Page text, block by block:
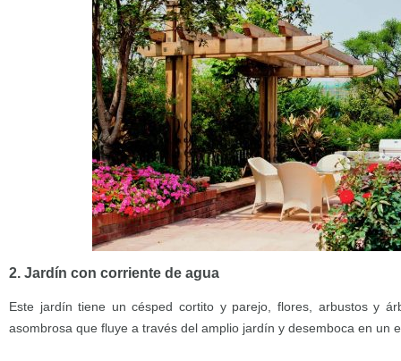
2. Jardín con corriente de agua
Este jardín tiene un césped cortito y parejo, flores, arbustos y
asombrosa que fluye a través del amplio jardín y desemboca en un